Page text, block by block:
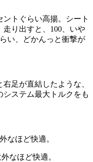
ントぐらい高揚。シート
り出すと、100、いや
い、どかんっと衝撃が
足が直結したような、
システム最大トルクをも
なほど快適。